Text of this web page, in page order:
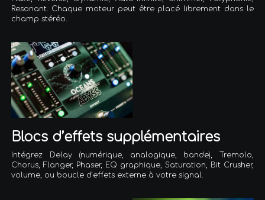
Resonant. Chaque moteur peut être placé librement dans le
champ stéréo.
Blocs d’effets supplémentaires
Intégrez Delay (numérique, analogique, bande), Tremolo,
Chorus, Flanger, Phaser, EQ graphique, Saturation, Bit Crusher,
volume, ou boucle d’effets externe à votre signal.